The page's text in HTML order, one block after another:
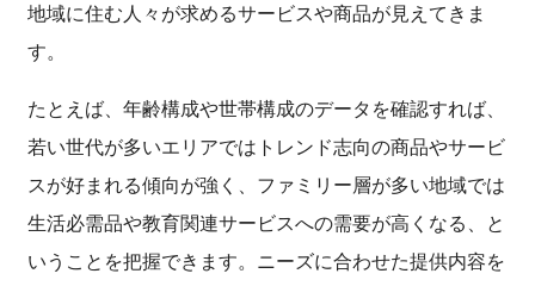
地域に住む人々が求めるサービスや商品が見えてきま
す。
たとえば、年齢構成や世帯構成のデータを確認すれば、
若い世代が多いエリアではトレンド志向の商品やサービ
スが好まれる傾向が強く、ファミリー層が多い地域では
生活必需品や教育関連サービスへの需要が高くなる、と
いうことを把握できます。ニーズに合わせた提供内容を